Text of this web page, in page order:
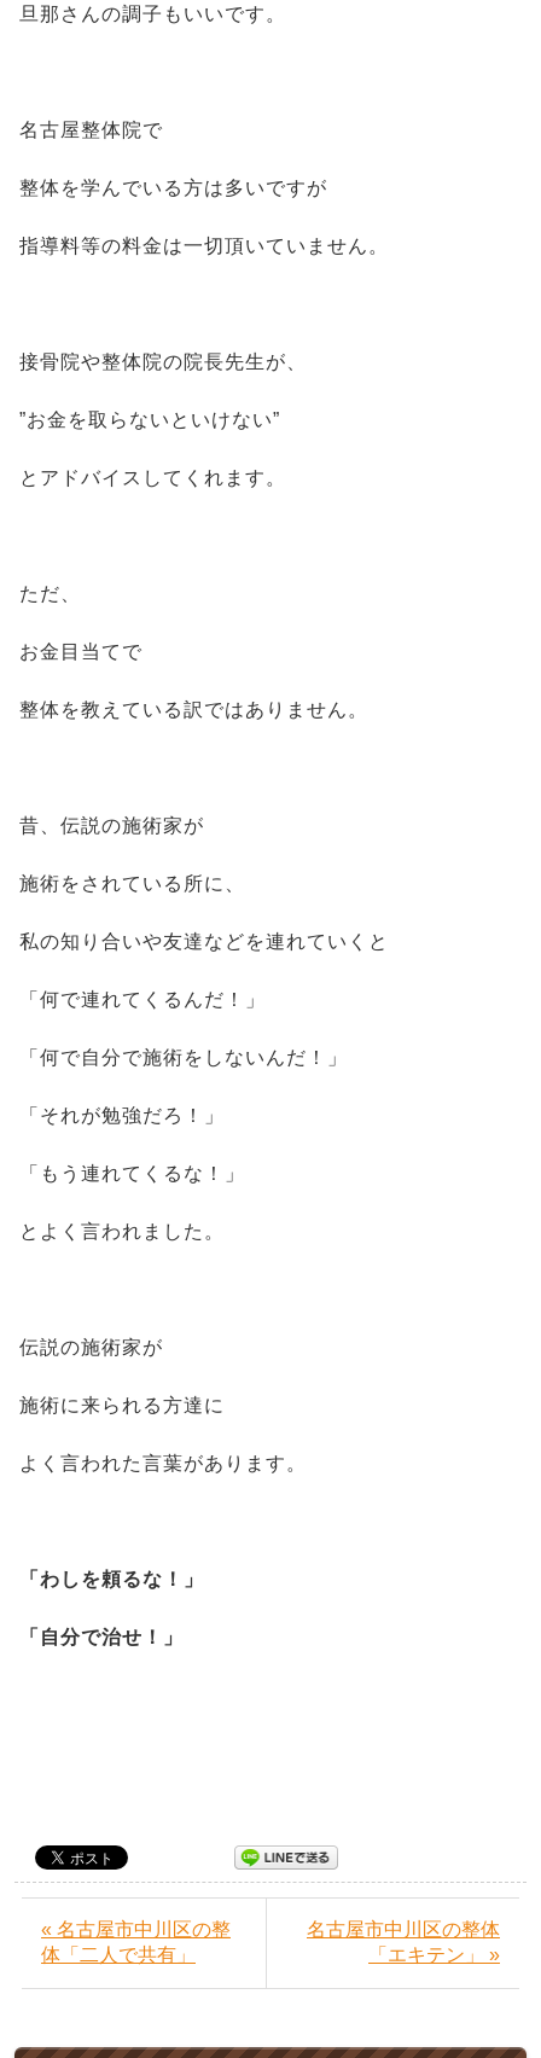
旦那さんの調子もいいです。
名古屋整体院で
整体を学んでいる方は多いですが
指導料等の料金は一切頂いていません。
接骨院や整体院の院長先生が、
”お金を取らないといけない”
とアドバイスしてくれます。
ただ、
お金目当てで
整体を教えている訳ではありません。
昔、伝説の施術家が
施術をされている所に、
私の知り合いや友達などを連れていくと
「何で連れてくるんだ！」
「何で自分で施術をしないんだ！」
「それが勉強だろ！」
「もう連れてくるな！」
とよく言われました。
伝説の施術家が
施術に来られる方達に
よく言われた言葉があります。
「わしを頼るな！」
「自分で治せ！」
« 名古屋市中川区の整
体「二人で共有」
名古屋市中川区の整体
「エキテン」 »